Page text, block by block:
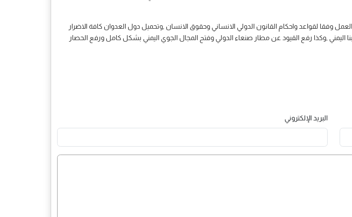
وفقا لقواعد واحكام القانون الدولي الانساني وحقوق الانسان ,وتحميل دول العدوان كافة الاضرار
اليمني ,وكذا رفع القيود عن مطار صنعاء الدولي وفتح المجال الجوي اليمني بشكل كامل ورفع الحصار
البريد الإلكتروني